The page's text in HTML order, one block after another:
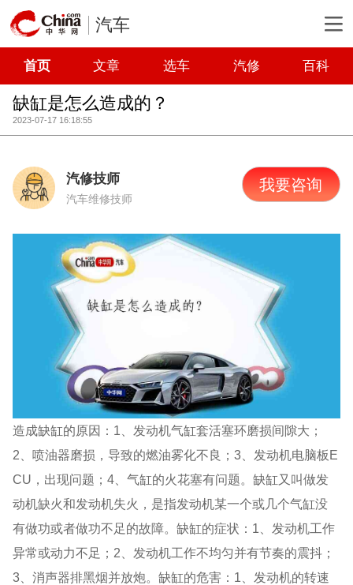
汽车
首页 文章 选车 汽修 百科
缺缸是怎么造成的？
2023-07-17 16:18:55
汽修技师
汽车维修技师
我要咨询
造成缺缸的原因：1、发动机气缸套活塞环磨损间隙大；
2、喷油器磨损，导致的燃油雾化不良；3、发动机电脑板E
CU，出现问题；4、气缸的火花塞有问题。缺缸又叫做发
动机缺火和发动机失火，是指发动机某一个或几个气缸没
有做功或者做功不足的故障。缺缸的症状：1、发动机工作
异常或动力不足；2、发动机工作不均匀并有节奏的震抖；
3、消声器排黑烟并放炮。缺缸的危害：1、发动机的转速